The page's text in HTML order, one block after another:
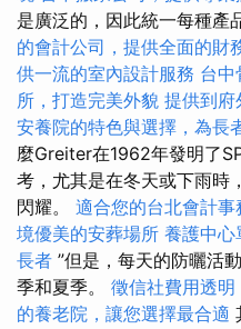
是廣泛的，因此統一每種產
的會計公司，提供全面的財
供一流的室內設計服務 台中
所，打造完美外貌 提供到府
安養院的特色與選擇，為長
麼Greiter在1962年發明了
考，尤其是在冬天或下雨時
閃耀。 適合您的台北會計事
境優美的安葬場所 養護中心
長者 ”但是，每天的防曬活
季和夏季。 徵信社費用透
的養老院，讓您選擇最合適